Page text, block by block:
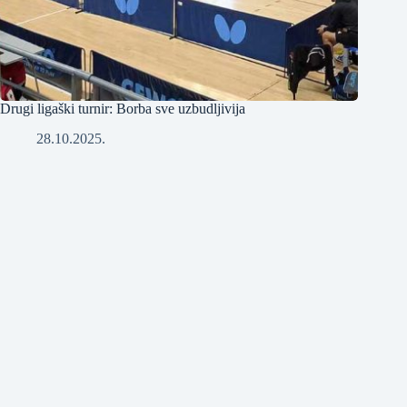
Drugi ligaški turnir: Borba sve uzbudljivija
28.10.2025.